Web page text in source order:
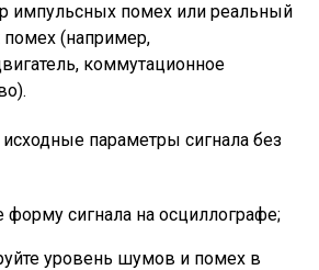
импульсных помех или реальный
помех (например,
коммутационное
параметры сигнала без
форму сигнала на осциллографе;
уровень шумов и помех в